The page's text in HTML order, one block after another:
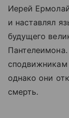
Иерей
и наставлял
будущего
сподвижникам
однако они
смерть.